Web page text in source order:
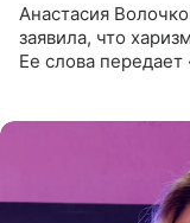
Анастасия
заявила, что
Ее слова